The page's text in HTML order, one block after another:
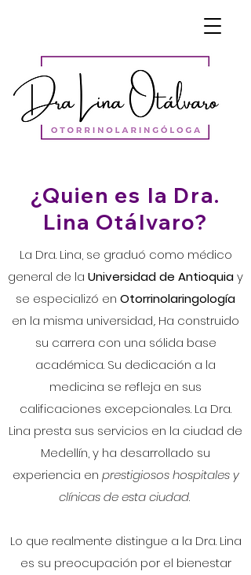
¿Quien es la Dra.
Lina Otálvaro?
La Dra. Lina, se graduó como médico
general de la Universidad de Antioquiay
se especializó en Otorrinolaringología
en la misma universidad,. Ha construido
su carrera con una sólida base
académica. Su dedicación a la
medicina se refleja en sus
calificaciones excepcionales. La Dra.
Lina presta sus servicios en la ciudad de
Medellín, y ha desarrollado su
experiencia en prestigiosos hospitales y
clínicas de esta ciudad.
Lo que realmente distingue a la Dra. Lina
es su preocupación por el bienestar